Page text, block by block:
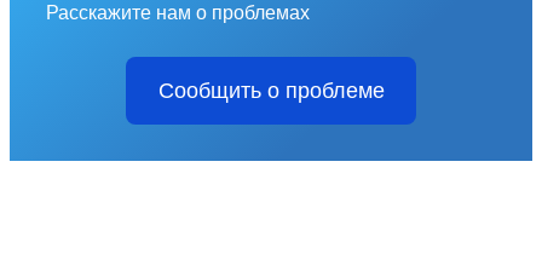
Расскажите нам о проблемах
Сообщить о проблеме